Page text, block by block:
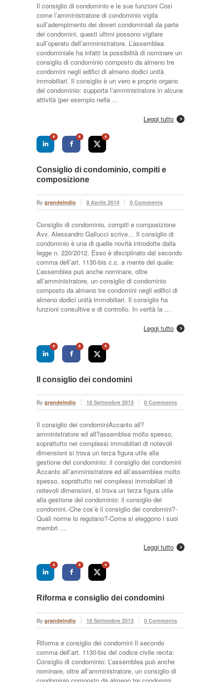
Il consiglio di condominio e le sue funzioni Così
come l’amministratore di condominio vigila
sull’adempimento dei doveri condominiali da parte
dei condomini, questi ultimi possono vigilare
sull’operato dell’amministratore. L’assemblea
condominiale ha infatti la possibilità di nominare un
consiglio di condominio composto da almeno tre
condomini negli edifici di almeno dodici unità
immobiliari. Il consiglio è un vero e proprio organo
del condominio: supporta l’amministratore in alcune
attività (per esempio nella …
Leggi tutto
0 0 0
Consiglio di condominio, compiti e
composizione
By grandeindio 8 Aprile 2014 0 Comments
Consiglio di condominio, compiti e composizione
Avv. Alessandro Gallucci scrive… Il consiglio di
condominio è una di quelle novità introdotte dalla
legge n. 220/2012. Esso è disciplinato dal secondo
comma dell’art. 1130-bis c.c. a mente del quale:
L’assemblea può anche nominare, oltre
all’amministratore, un consiglio di condominio
composto da almeno tre condomini negli edifici di
almeno dodici unità immobiliari. Il consiglio ha
funzioni consultive e di controllo. In verità la …
Leggi tutto
0 0 0
Il consiglio dei condomini
By grandeindio 18 Settembre 2013 0 Comments
Il consiglio dei condominiAccanto all?
amministratore ed all?assemblea molto spesso,
soprattutto nei complessi immobiliari di notevoli
dimensioni si trova un terza figura utile alla
gestione del condominio: il consiglio dei condomini
Accanto all’amministratore ed all’assemblea molto
spesso, soprattutto nei complessi immobiliari di
notevoli dimensioni, si trova un terza figura utile
alla gestione del condominio: il consiglio dei
condomini.-Che cos’è il consiglio dei condomini?-
Quali norme lo regolano?-Come si eleggono i suoi
membri …
Leggi tutto
0 0 0
Riforma e consiglio dei condomini
By grandeindio 18 Settembre 2013 0 Comments
Riforma e consiglio dei condomini Il secondo
comma dell’art. 1130-bis del codice civile recita:
Consiglio di condominio: L’assemblea può anche
nominare, oltre all’amministratore, un consiglio di